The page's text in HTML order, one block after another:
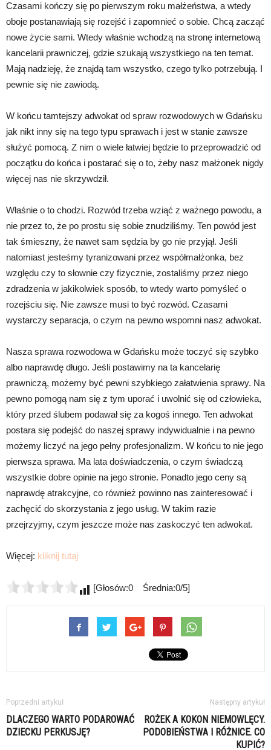
Czasami kończy się po pierwszym roku małżeństwa, a wtedy
oboje postanawiają się rozejść i zapomnieć o sobie. Chcą zacząć
nowe życie sami. Wtedy właśnie wchodzą na stronę internetową
kancelarii prawniczej, gdzie szukają wszystkiego na ten temat.
Mają nadzieję, że znajdą tam wszystko, czego tylko potrzebują. I
pewnie się nie zawiodą.
W końcu tamtejszy adwokat od spraw rozwodowych w Gdańsku
jak nikt inny się na tego typu sprawach i jest w stanie zawsze
służyć pomocą. Z nim o wiele łatwiej będzie to przeprowadzić od
początku do końca i postarać się o to, żeby nasz małżonek nigdy
więcej nas nie skrzywdził.
Właśnie o to chodzi. Rozwód trzeba wziąć z ważnego powodu, a
nie przez to, że po prostu się sobie znudziliśmy. Ten powód jest
tak śmieszny, że nawet sam sędzia by go nie przyjął. Jeśli
natomiast jesteśmy tyranizowani przez współmałżonka, bez
względu czy to słownie czy fizycznie, zostaliśmy przez niego
zdradzenia w jakikolwiek sposób, to wtedy warto pomyśleć o
rozejściu się. Nie zawsze musi to być rozwód. Czasami
wystarczy separacja, o czym na pewno wspomni nasz adwokat.
Nasza sprawa rozwodowa w Gdańsku może toczyć się szybko
albo naprawdę długo. Jeśli postawimy na ta kancelarię
prawniczą, możemy być pewni szybkiego załatwienia sprawy. Na
pewno pomogą nam się z tym uporać i uwolnić się od człowieka,
który przed ślubem podawał się za kogoś innego. Ten adwokat
postara się podejść do naszej sprawy indywidualnie i na pewno
możemy liczyć na jego pełny profesjonalizm. W końcu to nie jego
pierwsza sprawa. Ma lata doświadczenia, o czym świadczą
wszystkie dobre opinie na jego stronie. Ponadto jego ceny są
naprawdę atrakcyjne, co również powinno nas zainteresować i
zachęcić do skorzystania z jego usług. W takim razie
przejrzyjmy, czym jeszcze może nas zaskoczyć ten adwokat.
Więcej: kliknij tutaj
[Głosów:0 Średnia:0/5]
Poprzedni artykuł
DLACZEGO WARTO PODAROWAĆ
DZIECKU PERKUSJĘ?
Następny artykuł
ROŻEK A KOKON NIEMOWLĘCY.
PODOBIEŃSTWA I RÓŻNICE. CO
KUPIĆ?